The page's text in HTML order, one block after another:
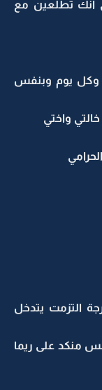
أنك تطلعين مع
وكل يوم وبنفس
واختي
التزمت يتدخل
منكد على ريما